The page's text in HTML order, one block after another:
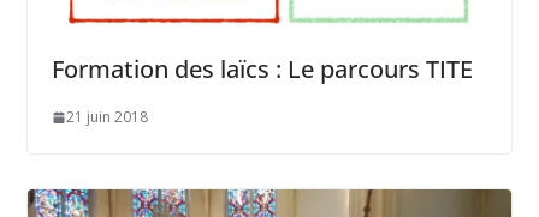
Formation des laïcs : Le parcours TITE
21 juin 2018